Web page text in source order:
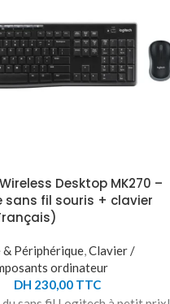
Desktop MK270 –
sans fil souris + clavier
& Périphérique,Clavier /
ordinateur
DH 230,00TTC